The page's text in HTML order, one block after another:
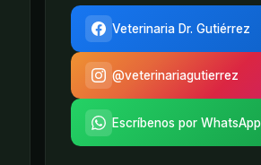
Veterinaria Dr. Gutiérrez
@veterinariagutierrez
Escríbenos por WhatsApp